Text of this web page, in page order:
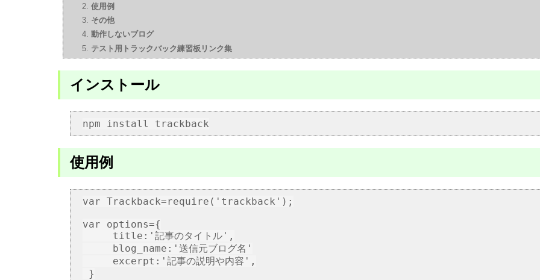
使用例
その他
動作しないブログ
テスト用トラックバック練習板リンク集
インストール
使用例
var Trackback=require('trackback');
var options={
     title:'記事のタイトル',
     blog_name:'送信元ブログ名'
     excerpt:'記事の説明や内容',
}